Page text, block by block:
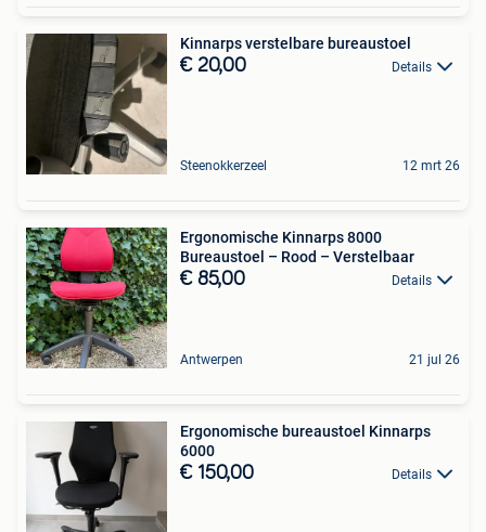
Kinnarps verstelbare bureaustoel
€ 20,00 Details
Steenokkerzeel 12 mrt 26
Ergonomische Kinnarps 8000
Bureaustoel – Rood – Verstelbaar
€ 85,00 Details
Antwerpen 21 jul 26
Ergonomische bureaustoel Kinnarps
6000
€ 150,00 Details